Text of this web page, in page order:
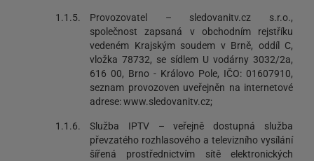
1.1.5.
Provozovatel – sledovanitv.cz s.r.o.,
společnost zapsaná v obchodním rejstříku
vedeném Krajským soudem v Brně, oddíl C,
vložka 78732, se sídlem U vodárny 3032/2a,
616 00, Brno - Královo Pole, IČO: 01607910,
seznam provozoven uveřejněn na internetové
adrese: www.sledovanitv.cz;
1.1.6.
Služba IPTV – veřejně dostupná služba
převzatého rozhlasového a televizního vysílání
šířená prostřednictvím sítě elektronických